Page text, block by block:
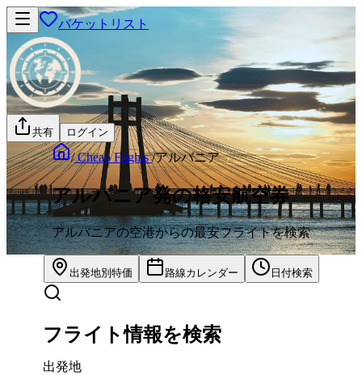
バケットリスト
共有 ログイン
/Cheap Flights/アルバニア
アルバニア発の格安航空券
アルバニアの空港からの最安フライトを検索
出発地別特価 路線カレンダー 日付検索
フライト情報を検索
出発地